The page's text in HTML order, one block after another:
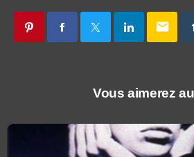
email
Vous aimerez